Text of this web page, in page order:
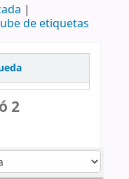
de etiquetas
2